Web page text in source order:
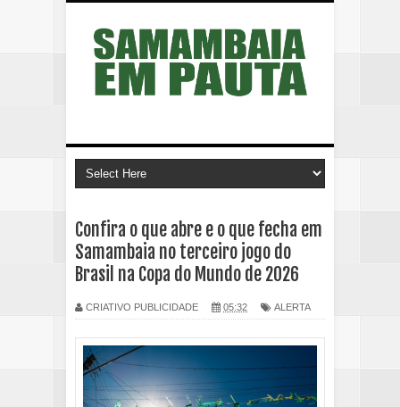
Confira o que abre e o que fecha em
Samambaia no terceiro jogo do
Brasil na Copa do Mundo de 2026
CRIATIVO PUBLICIDADE 05:32 ALERTA